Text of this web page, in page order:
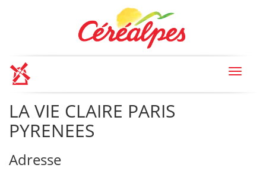
Toggle
LA VIE CLAIRE PARIS
PYRENEES
Adresse